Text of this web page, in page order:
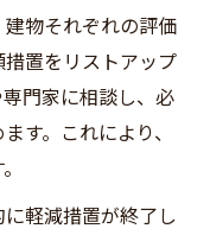
物それぞれの評価
置をリストアップ
門家に相談し、必
す。これにより、
軽減措置が終了し